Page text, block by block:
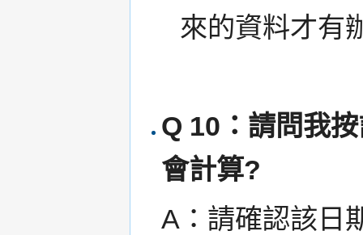
來的資料才有
Q 10：請問我
會計算?
A：請確認該日